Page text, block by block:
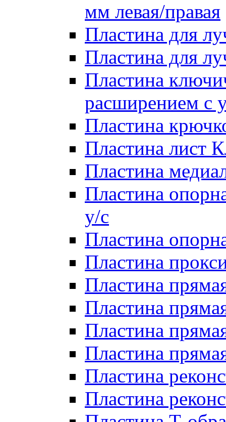
мм левая/правая
Пластина для
Пластина для
Пластина
расширением с
Пластина
Пластина лист
Пластина
Пластина
у/с
Пластина
Пластина
Пластина
Пластина
Пластина
Пластина
Пластина
Пластина